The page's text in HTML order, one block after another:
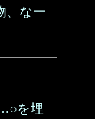
、なー
を埋